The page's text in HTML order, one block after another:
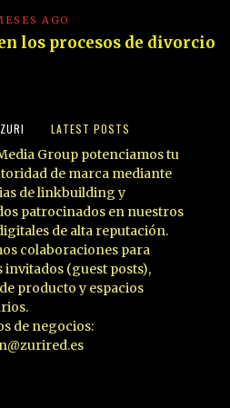
AGO
los procesos de divorcio
LATEST POSTS
Group potenciamos tu
de marca mediante
de linkbuilding y
patrocinados en nuestros
de alta reputación.
colaboraciones para
invitados (guest posts),
producto y espacios
de negocios: